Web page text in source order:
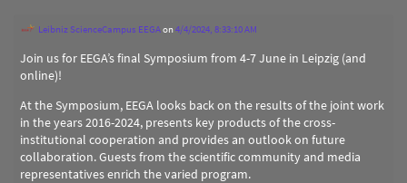
Leibniz ScienceCampus EEGAon4/4/2024, 8:33:10 AM
Join us for EEGA’s final Symposium from 4-7 June in Leipzig (and
online)!
At the Symposium, EEGA looks back on the results of the joint work
in the years 2016-2024, presents key products of the cross-
institutional cooperation and provides an outlook on future
collaboration. Guests from the scientific community and media
representatives enrich the varied program.